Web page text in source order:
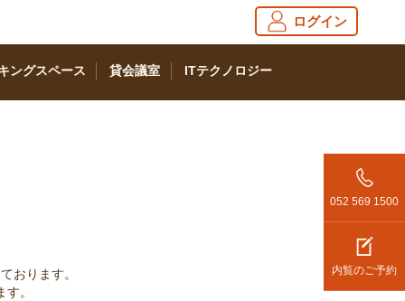
ログイン
ングスペース 貸会議室 ITテクノロジー
052 569 1500
内覧のご予約
おります。
。